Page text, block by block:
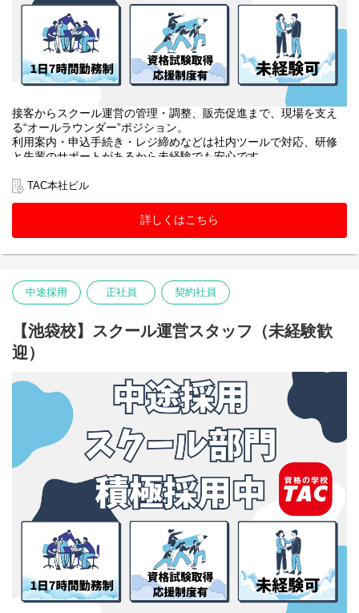
接客からスクール運営の管理・調整、販売促進まで、現場を支え
る“オールラウンダー”ポジション。
利用案内・申込手続き・レジ締めなどは社内ツールで対応、研修
と先輩のサポートがあるから未経験でも安心です。
に加え、SNS運用や大学への提案、受講相談まで幅広く挑戦でき
ます。
TAC本社ビル
詳しくはこちら
中途採用 正社員 契約社員
【池袋校】スクール運営スタッフ（未経験歓
迎）